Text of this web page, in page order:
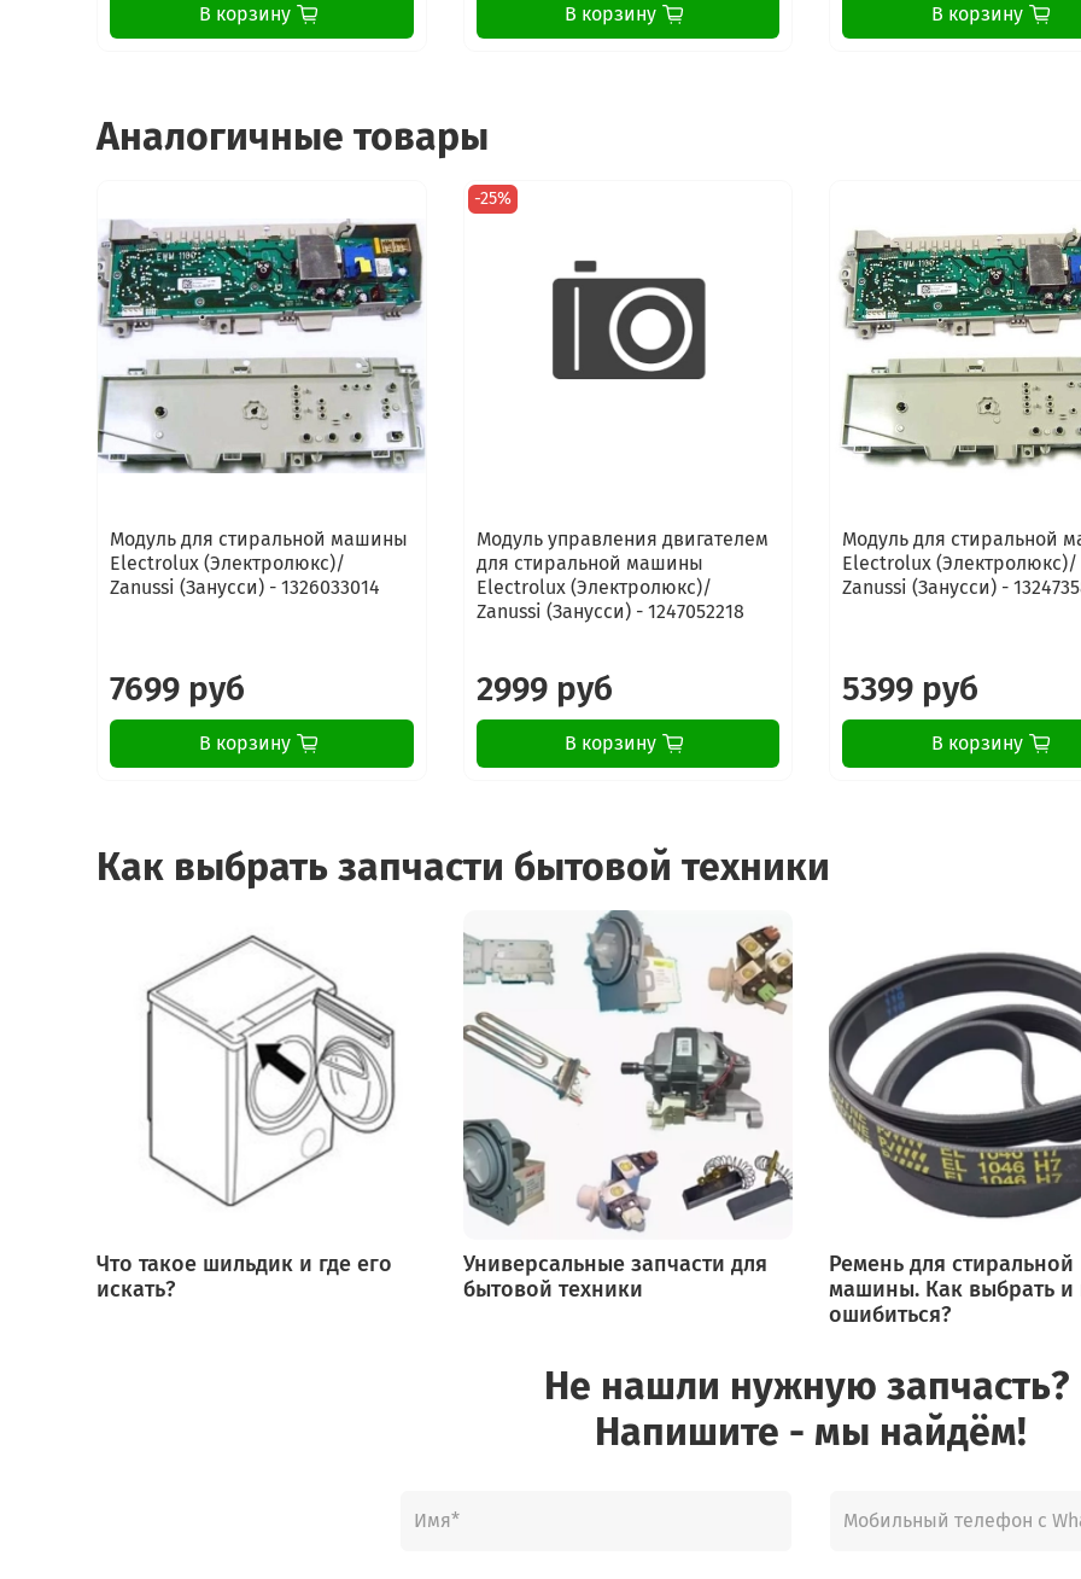
В корзину В корзину В корзину
Аналогичные товары
Модуль для стиральной машины
Electrolux (Электролюкс)/
Zanussi (Занусси) - 1326033014
7699 руб
В корзину
-25%
Модуль управления двигателем
для стиральной машины
Electrolux (Электролюкс)/
Zanussi (Занусси) - 1247052218
2999 руб
В корзину
Модуль для стиральной
Electrolux (Электролюкс)/
Zanussi (Занусси) -
5399 руб
В корзину
Как выбрать запчасти бытовой техники
Что такое шильдик и где его
искать?
Универсальные запчасти для
бытовой техники
Ремень для стиральной
машины. Как выбрать и
ошибиться?
Не нашли нужную запчасть?
Напишите - мы найдём!